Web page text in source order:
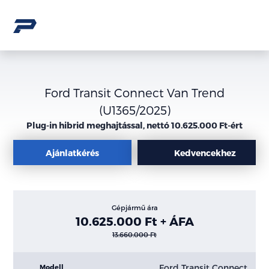
Ford Transit Connect Van Trend
(U1365/2025)
Plug-in hibrid meghajtással, nettó 10.625.000 Ft-ért
Ajánlatkérés Kedvencekhez
Gépjármű ára
10.625.000 Ft + ÁFA
13.660.000 Ft
Modell